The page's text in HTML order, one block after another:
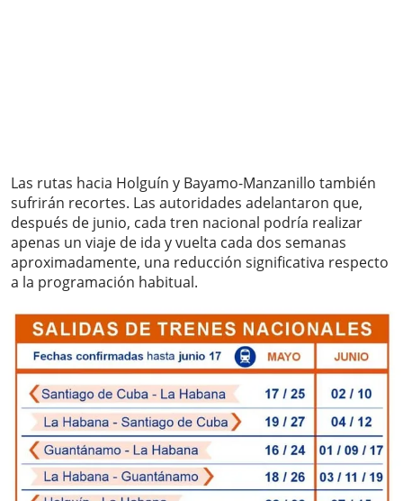
Las rutas hacia Holguín y Bayamo-Manzanillo también
sufrirán recortes. Las autoridades adelantaron que,
después de junio, cada tren nacional podría realizar
apenas un viaje de ida y vuelta cada dos semanas
aproximadamente, una reducción significativa respecto
a la programación habitual.